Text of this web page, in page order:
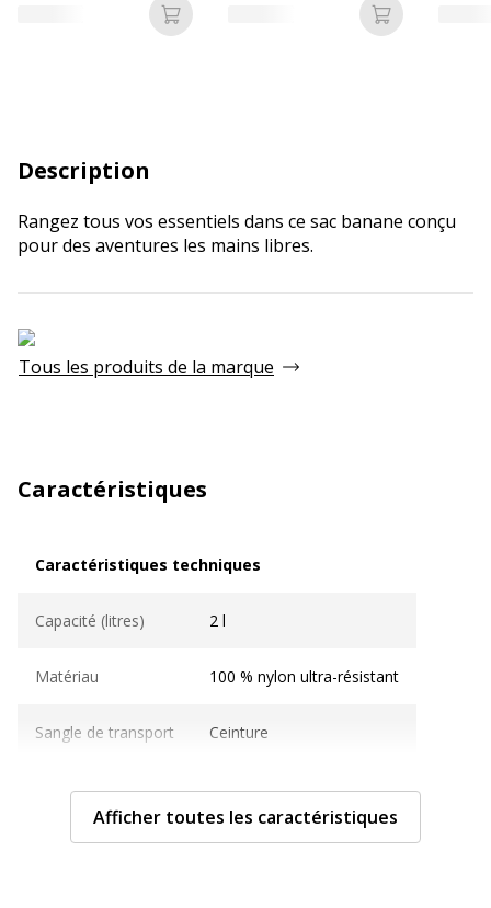
Ajouter au panier Ajouter au
Description
Rangez tous vos essentiels dans ce sac banane conçu
pour des aventures les mains libres.
Tous les produits de la marque
Caractéristiques
Caractéristiques techniques
Capacité (litres) 2 l
Matériau 100 % nylon ultra-résistant
Sangle de transport Ceinture
Type de fermeture Fermeture éclair
Étui de ceinture
Afficher toutes les caractéristiques